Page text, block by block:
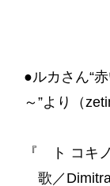
●ルカさん“
～”より（
『 ト コキ
歌／